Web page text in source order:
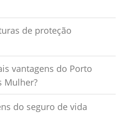
de proteção
vantagens do Porto
Mulher?
do seguro de vida